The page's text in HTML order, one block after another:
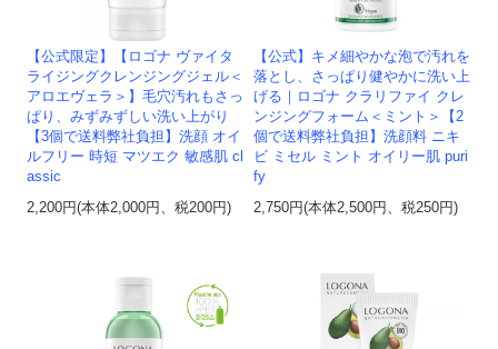
【公式限定】【ロゴナ ヴァイタ
ライジングクレンジングジェル＜
アロエヴェラ＞】毛穴汚れもさっ
ぱり、みずみずしい洗い上がり
【3個で送料弊社負担】洗顔 オイ
ルフリー 時短 マツエク 敏感肌 cl
assic
2,200円(本体2,000円、税200円)
【公式】キメ細やかな泡で汚れを
落とし、さっぱり健やかに洗い上
げる｜ロゴナ クラリファイ クレ
ンジングフォーム＜ミント＞【2
個で送料弊社負担】洗顔料 ニキ
ビ ミセル ミント オイリー肌 puri
fy
2,750円(本体2,500円、税250円)